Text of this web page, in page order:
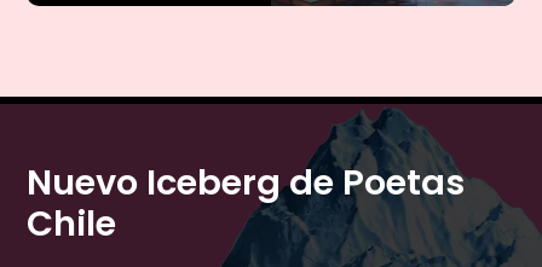
Nuevo Iceberg de Poetas
Chile